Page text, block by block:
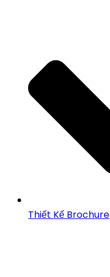
Thiết Kế Brochure